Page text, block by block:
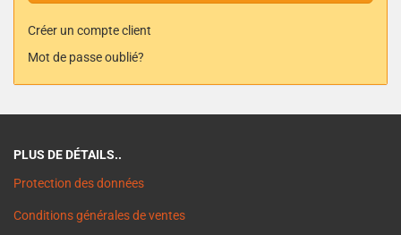
Créer un compte client
Mot de passe oublié?
PLUS DE DÉTAILS..
Protection des données
Conditions générales de ventes